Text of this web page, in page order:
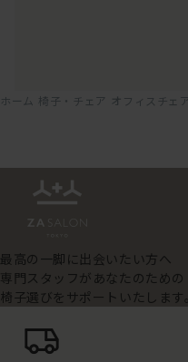
ホーム 椅子・チェア オフィスチェ
最高の一脚に出会いたい方へ
専門スタッフがあなたのための
椅子選びをサポートいたします。